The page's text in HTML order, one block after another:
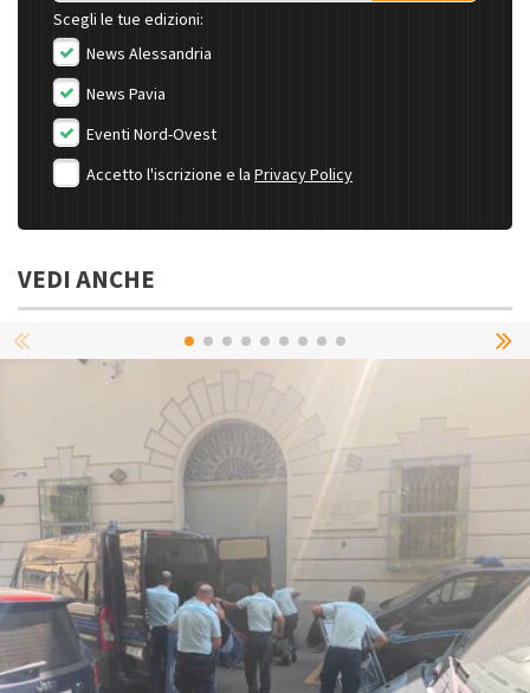
Scegli le tue edizioni:
News Alessandria
News Pavia
Eventi Nord-Ovest
Accetto l'iscrizione e la Privacy Policy
VEDI ANCHE